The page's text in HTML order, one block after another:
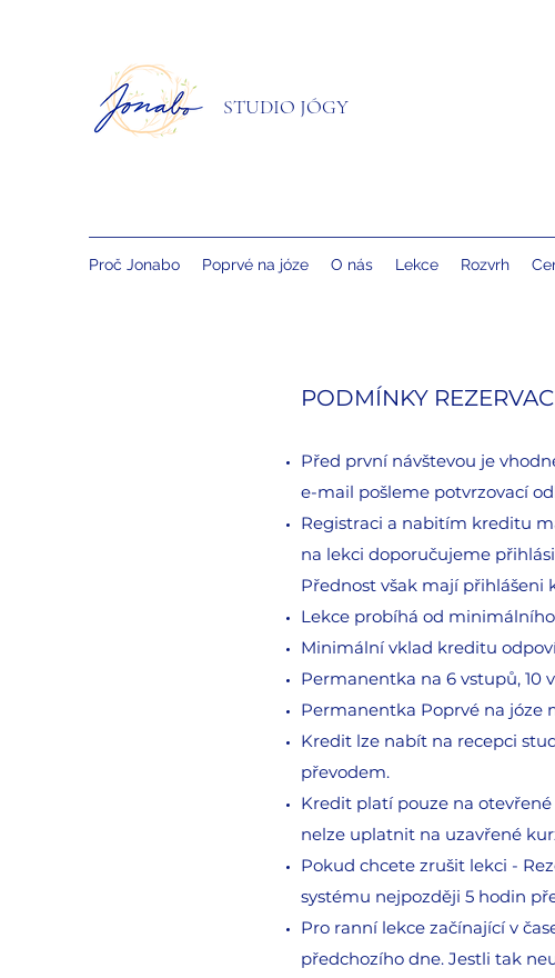
STUDIO JÓGY
Proč Jonabo Poprvé na józe O nás Lekce Rozvrh
PODMÍNKY
Před první návštevou je
e-mail pošleme potvrzovací
Registraci a nabitím kreditu
na lekci doporučujeme
Přednost však mají přihlášeni
Lekce probíhá od
Minimální vklad kreditu
Permanentka na 6 vstupů, 10
Permanentka Poprvé na józe
Kredit lze nabít na recepci
převodem.
Kredit platí pouze na
nelze uplatnit na uzavřené
Pokud chcete zrušit lekci -
systému nejpozději 5 hodin
Pro ranní lekce začínající v
předchozího dne. Jestli tak